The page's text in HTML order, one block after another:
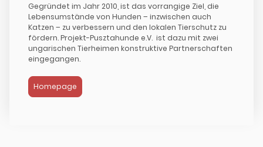
Gegründet im Jahr 2010, ist das vorrangige Ziel, die
Lebensumstände von Hunden – inzwischen auch
Katzen – zu verbessern und den lokalen Tierschutz zu
fördern. Projekt-Pusztahunde e.V. ist dazu mit zwei
ungarischen Tierheimen konstruktive Partnerschaften
eingegangen.
Homepage